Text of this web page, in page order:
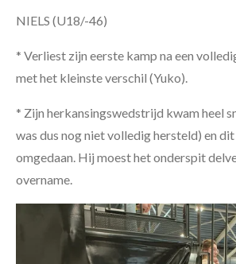
NIELS (U18/-46)
* Verliest zijn eerste kamp na een
met het kleinste verschil (Yuko).
* Zijn herkansingswedstrijd kwam heel
was dus nog niet volledig hersteld) en
omgedaan. Hij moest het onderspit
overname.